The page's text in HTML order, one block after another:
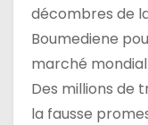
décombres de
Boumediene
marché
Des millions de
la fausse